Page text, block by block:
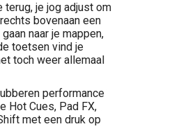
je jog adjust om
bovenaan een
naar je mappen,
toetsen vind je
toch weer allemaal
performance
Hot Cues, Pad FX,
met een druk op